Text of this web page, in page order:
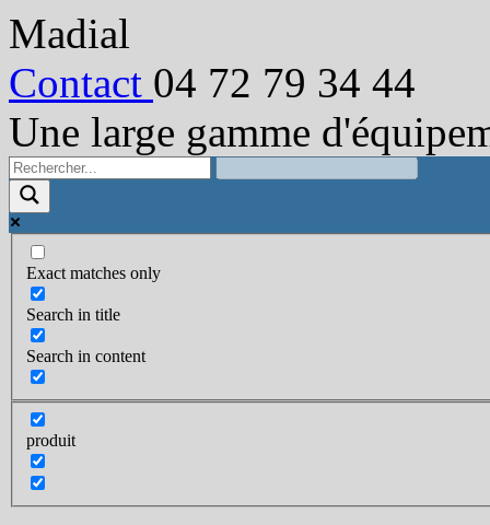
Madial
Contact 04 72 79 34 44
Une large gamme
Exact matches only
Search in title
Search in content
produit